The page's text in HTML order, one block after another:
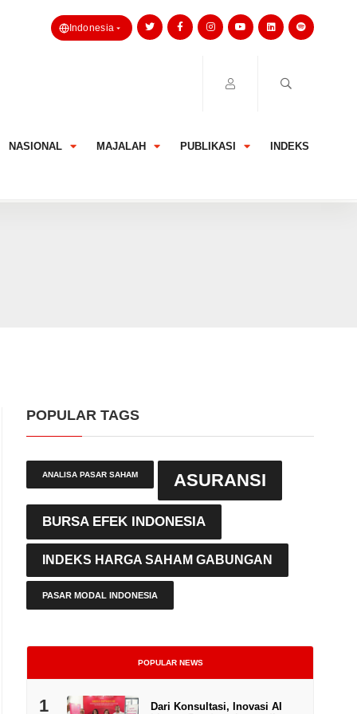
Indonesia
NASIONAL MAJALAH PUBLIKASI INDEKS
POPULAR TAGS
ANALISA PASAR SAHAM ASURANSI
BURSA EFEK INDONESIA
INDEKS HARGA SAHAM GABUNGAN
PASAR MODAL INDONESIA
POPULAR NEWS
1
Dari Konsultasi, Inovasi AI